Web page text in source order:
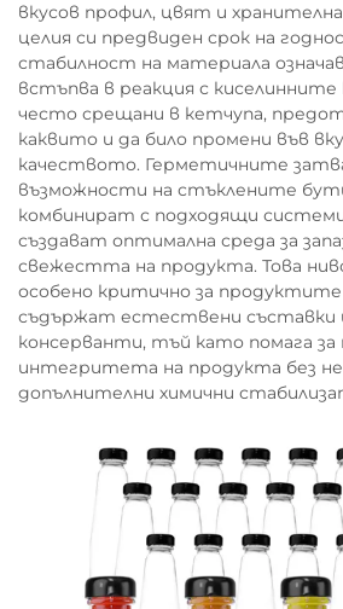
вкусов профил, цвят и
целия си предвиден срок на
стабилност на материала
встъпва в реакция с
често срещани в кетчупа,
каквито и да било промени във
качеството. Герметичните
възможности на стъклените
комбинират с подходящи
създават оптимална среда за
свежестта на продукта. Това
особено критично за
съдържат естествени съставки
консерванти, тъй като помага за
интегритета на продукта без
допълнителни химични